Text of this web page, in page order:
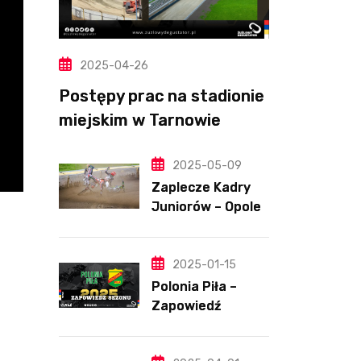
2025-04-26
Postępy prac na stadionie
miejskim w Tarnowie
2025-05-09
Zaplecze Kadry
Juniorów – Opole,
2025-01-15
Polonia Piła –
Zapowiedź